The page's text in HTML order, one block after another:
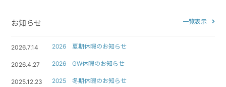
お知らせ 一覧表示
2026.7.14 2026 夏期休暇のお知らせ
2026.4.27 2026 GW休暇のお知らせ
2025.12.23 2025 冬期休暇のお知らせ